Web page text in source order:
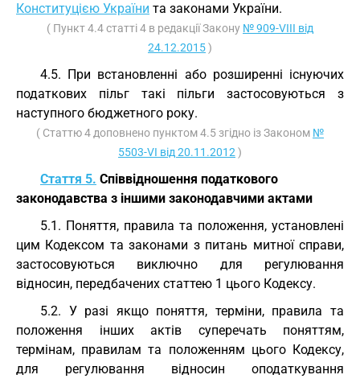
Конституцією України та законами України.
( Пункт 4.4 статті 4 в редакції Закону № 909-VIII від
24.12.2015)
4.5. При встановленні або розширенні існуючих
податкових пільг такі пільги застосовуються з
наступного бюджетного року.
( Статтю 4 доповнено пунктом 4.5 згідно із Законом №
5503-VI від 20.11.2012 )
Стаття 5. Співвідношення податкового
законодавства з іншими законодавчими актами
5.1. Поняття, правила та положення, установлені
цим Кодексом та законами з питань митної справи,
застосовуються виключно для регулювання
відносин, передбачених статтею 1 цього Кодексу.
5.2. У разі якщо поняття, терміни, правила та
положення інших актів суперечать поняттям,
термінам, правилам та положенням цього Кодексу,
для регулювання відносин оподаткування